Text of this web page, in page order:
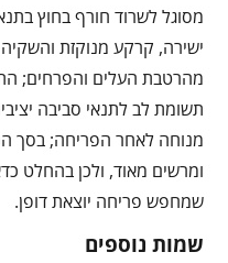
מסוגל לשרוד חורף בחוץ
ישירה, קרקע מנוקזת
מהרטבת העלים והפרחים;
תשומת לב לתנאי סביבה
מנוחה לאחר הפריחה; בסך
ומרשים מאוד, ולכן בהחלט
שמחפש פריחה יוצאת דופן.
שמות נוספים